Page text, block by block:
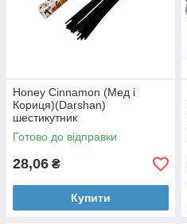
Honey Cinnamon (Мед і
Кориця)(Darshan)
шестикутник
Готово до відправки
28,06 ₴
Купити